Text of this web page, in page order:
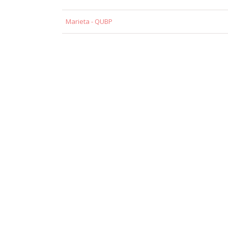
Marieta - QUBP